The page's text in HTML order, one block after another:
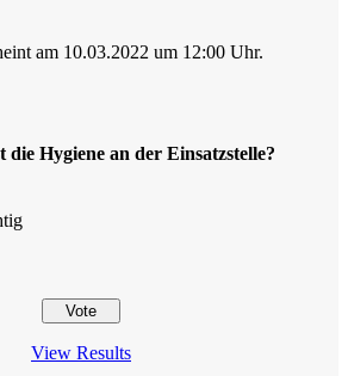
am 10.03.2022 um 12:00 Uhr.
die Hygiene an der Einsatzstelle?
View Results